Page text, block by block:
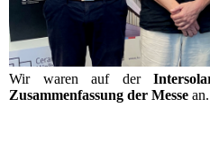
Wir waren auf der
Zusammenfassung der Messe an.